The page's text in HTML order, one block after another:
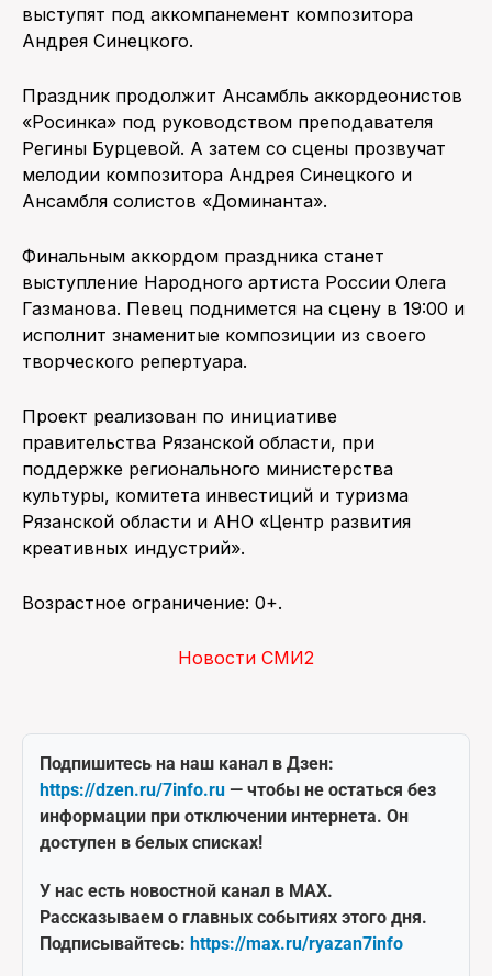
выступят под аккомпанемент композитора
Андрея Синецкого.
Праздник продолжит Ансамбль аккордеонистов
«Росинка» под руководством преподавателя
Регины Бурцевой. А затем со сцены прозвучат
мелодии композитора Андрея Синецкого и
Ансамбля солистов «Доминанта».
Финальным аккордом праздника станет
выступление Народного артиста России Олега
Газманова. Певец поднимется на сцену в 19:00 и
исполнит знаменитые композиции из своего
творческого репертуара.
Проект реализован по инициативе
правительства Рязанской области, при
поддержке регионального министерства
культуры, комитета инвестиций и туризма
Рязанской области и АНО «Центр развития
креативных индустрий».
Возрастное ограничение: 0+.
Новости СМИ2
Подпишитесь на наш канал в Дзен:
https://dzen.ru/7info.ru — чтобы не остаться без
информации при отключении интернета. Он
доступен в белых списках!
У нас есть новостной канал в MAX.
Рассказываем о главных событиях этого дня.
Подписывайтесь: https://max.ru/ryazan7info